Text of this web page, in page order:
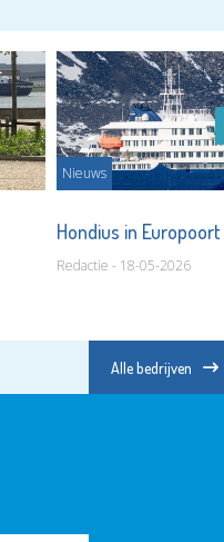
Nieuws
Hondius in Europoort
Redactie - 18-05-2026
Alle bedrijven